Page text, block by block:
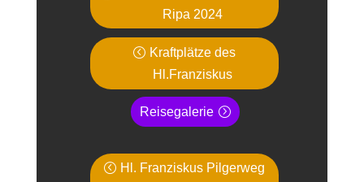
Ripa 2024
Kraftplätze des
Hl.Franziskus
Reisegalerie
Hl. Franziskus Pilgerweg